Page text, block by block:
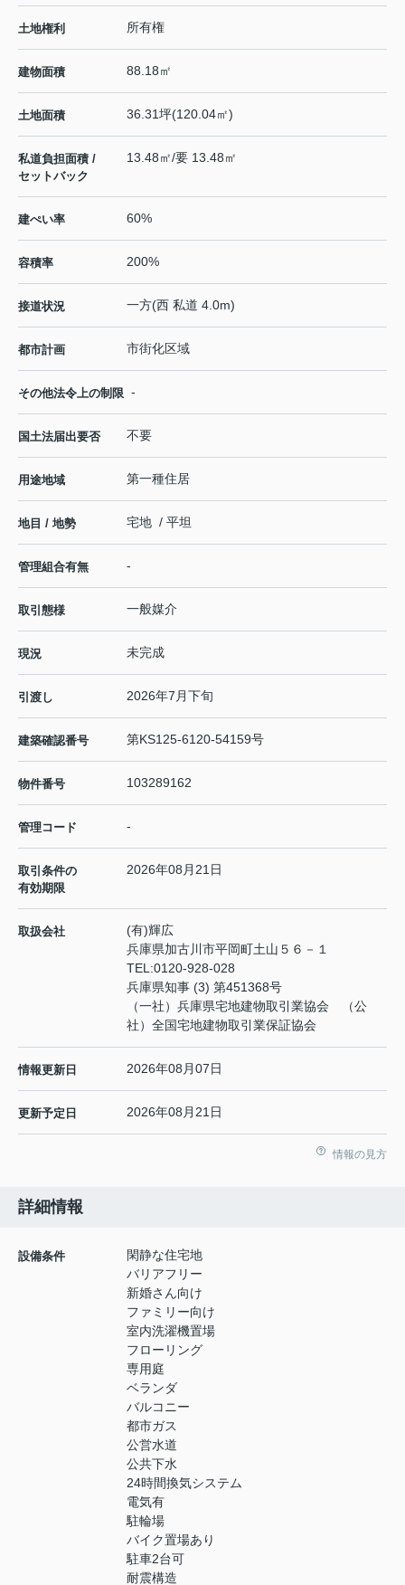
土地権利 所有権
建物面積 88.18㎡
土地面積 36.31坪(120.04㎡)
私道負担面積 /
セットバック
13.48㎡/要 13.48㎡
建ぺい率 60%
容積率 200%
接道状況 一方(西 私道 4.0m)
都市計画 市街化区域
その他法令上の制限 -
国土法届出要否 不要
用途地域 第一種住居
地目 / 地勢 宅地 / 平坦
管理組合有無 -
取引態様 一般媒介
現況 未完成
引渡し 2026年7月下旬
建築確認番号 第KS125-6120-54159号
物件番号 103289162
管理コード -
取引条件の
有効期限
2026年08月21日
取扱会社
(有)輝広
兵庫県加古川市平岡町土山５６－１
TEL:0120-928-028
兵庫県知事 (3) 第451368号
（一社）兵庫県宅地建物取引業協会 （公
社）全国宅地建物取引業保証協会
情報更新日 2026年08月07日
更新予定日 2026年08月21日
情報の見方
詳細情報
設備条件
閑静な住宅地
バリアフリー
新婚さん向け
ファミリー向け
室内洗濯機置場
フローリング
専用庭
ベランダ
バルコニー
都市ガス
公営水道
公共下水
24時間換気システム
電気有
駐輪場
バイク置場あり
駐車2台可
耐震構造